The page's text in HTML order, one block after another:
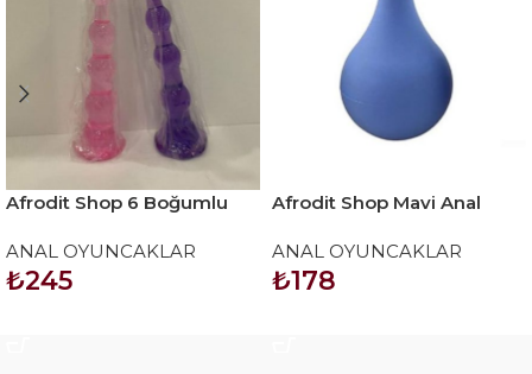
Afrodit Shop 6 Boğumlu
anal plug
ANAL OYUNCAKLAR
₺245
Afrodit Shop Mavi Anal
ANAL OYUNCAKLAR
₺178